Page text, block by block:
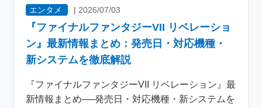
エンタメ |2026/07/03
『ファイナルファンタジーVII リベレーショ
ン』最新情報まとめ：発売日・対応機種・
新システムを徹底解説
『ファイナルファンタジーVII リベレーション』最
新情報まとめ──発売日・対応機種・新システムを